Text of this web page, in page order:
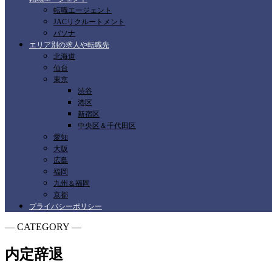
転職エージェント
JACリクルートメント
パソナ
エリア別の求人や転職先
北海道
仙台
東京
渋谷
港区
新宿区
中央区＆千代田区
愛知
大阪
広島
福岡
九州＆福岡
京都
プライバシーポリシー
― CATEGORY ―
内定辞退